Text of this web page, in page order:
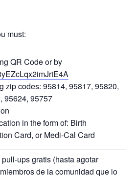
must:
QR Code or by
zip codes: 95814, 95817, 95820,
95624, 95757
in the form of: Birth
Card, orMedi-Cal Card
ups gratis (hasta agotar
de la comunidad que lo